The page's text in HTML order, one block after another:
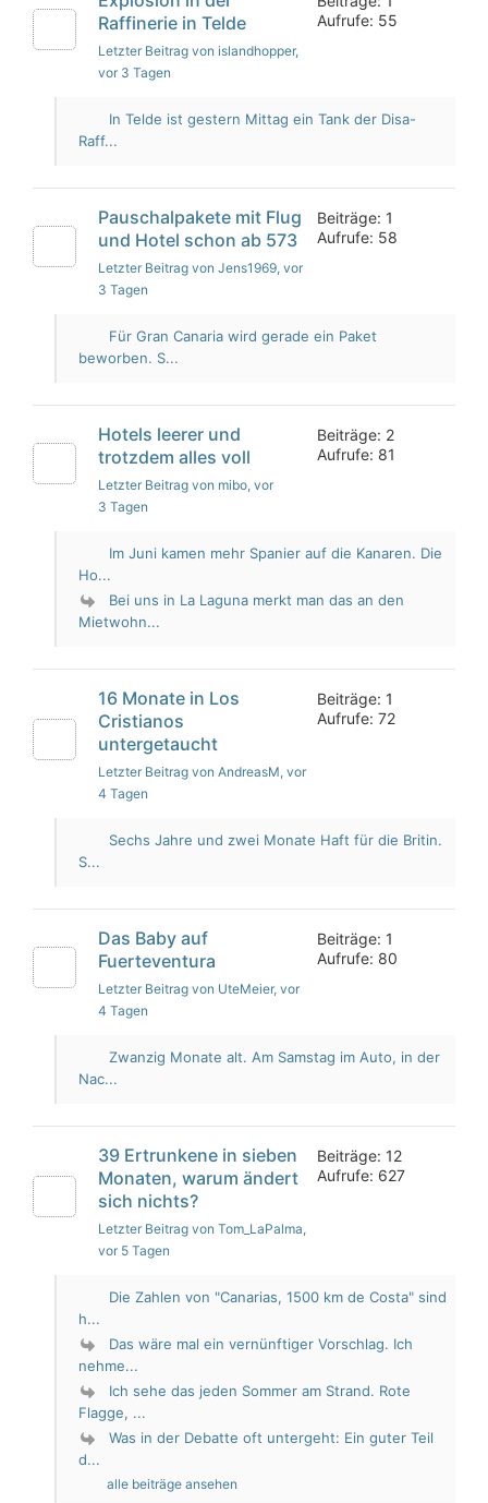
Raffinerie in Telde
Letzter Beitrag von islandhopper,
vor 3 Tagen
Aufrufe: 55
In Telde ist gestern Mittag ein Tank der Disa-
Raff...
Pauschalpakete mit Flug
und Hotel schon ab 573
Letzter Beitrag von Jens1969, vor
3 Tagen
Beiträge: 1
Aufrufe: 58
Für Gran Canaria wird gerade ein Paket
beworben. S...
Hotels leerer und
trotzdem alles voll
Letzter Beitrag von mibo, vor
3 Tagen
Beiträge: 2
Aufrufe: 81
Im Juni kamen mehr Spanier auf die Kanaren. Die
Ho...
Bei uns in La Laguna merkt man das an den
Mietwohn...
16 Monate in Los
Cristianos
untergetaucht
Letzter Beitrag von AndreasM, vor
4 Tagen
Beiträge: 1
Aufrufe: 72
Sechs Jahre und zwei Monate Haft für die Britin.
S...
Das Baby auf
Fuerteventura
Letzter Beitrag von UteMeier, vor
4 Tagen
Beiträge: 1
Aufrufe: 80
Zwanzig Monate alt. Am Samstag im Auto, in der
Nac...
39 Ertrunkene in sieben
Monaten, warum ändert
sich nichts?
Letzter Beitrag von Tom_LaPalma,
vor 5 Tagen
Beiträge: 12
Aufrufe: 627
Die Zahlen von "Canarias, 1500 km de Costa" sind
h...
Das wäre mal ein vernünftiger Vorschlag. Ich
nehme...
Ich sehe das jeden Sommer am Strand. Rote
Flagge, ...
Was in der Debatte oft untergeht: Ein guter Teil
d...
alle beiträge ansehen